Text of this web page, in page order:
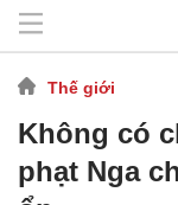
Thế giới
Không có
phạt Nga